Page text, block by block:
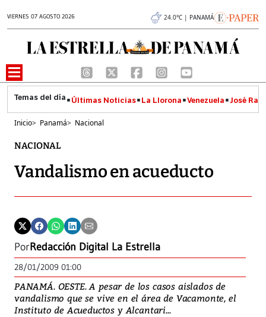
VIERNES 07 AGOSTO 2026 24.0°C | PANAMÁ
Últimas Noticias La Llorona Venezuela José
Inicio> Panamá> Nacional
NACIONAL
Vandalismo en acueducto
PorRedacción Digital La Estrella
28/01/2009 01:00
PANAMÁ. OESTE. A pesar de los casos aislados de
vandalismo que se vive en el área de Vacamonte, el
Instituto de Acueductos y Alcantari...